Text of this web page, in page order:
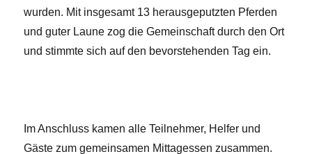
wurden. Mit insgesamt 13 herausgeputzten Pferden
und guter Laune zog die Gemeinschaft durch den Ort
und stimmte sich auf den bevorstehenden Tag ein.
Im Anschluss kamen alle Teilnehmer, Helfer und
Gäste zum gemeinsamen Mittagessen zusammen.